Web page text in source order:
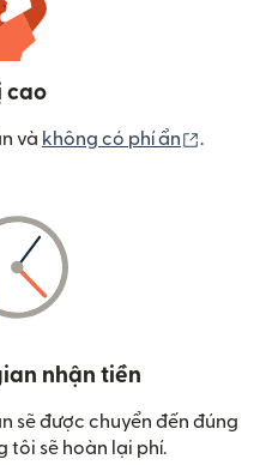
cao
và không có phí ẩn .
nhận tiền
sẽ được chuyển đến đúng
tôi sẽ hoàn lại phí.